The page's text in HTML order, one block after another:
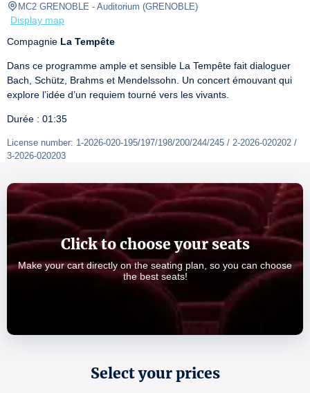
MC2 GRENOBLE - Auditorium (GRENOBLE)
Display map
Compagnie La Tempête
Dans ce programme ample et sensible La Tempête fait dialoguer
Bach, Schütz, Brahms et Mendelssohn. Un concert émouvant qui
explore l’idée d’un requiem tourné vers les vivants.
Durée : 01:35
License number: 1-2026-020-195/197/198/200/244/245 / 2-2026-020202 /
3-2026-020203
Click to choose your seats
Make your cart directly on the seating plan, so you can choose
the best seats!
Select your prices